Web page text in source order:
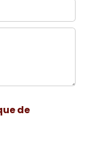
de